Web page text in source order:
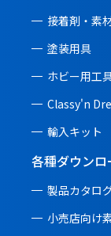
接着剤・素
塗装用具
ホビー用工
Classy'n
輸入キット
各種ダウンロ
製品カタロ
小売店向け